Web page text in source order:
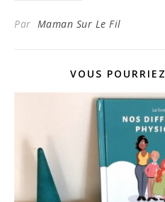
Par Maman Sur Le Fil
VOUS